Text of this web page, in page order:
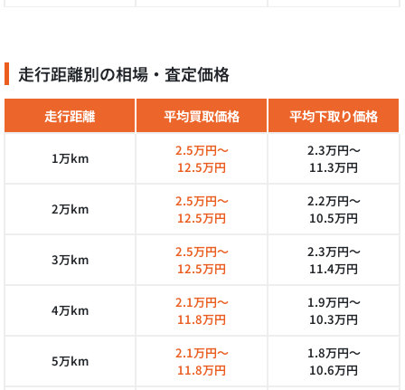
走行距離別の相場・査定価格
走行距離 平均買取価格 平均下取り価格
1万km
2.5万円～
12.5万円
2.3万円～
11.3万円
2万km
2.5万円～
12.5万円
2.2万円～
10.5万円
3万km
2.5万円～
12.5万円
2.3万円～
11.4万円
4万km
2.1万円～
11.8万円
1.9万円～
10.3万円
5万km
2.1万円～
11.8万円
1.8万円～
10.6万円